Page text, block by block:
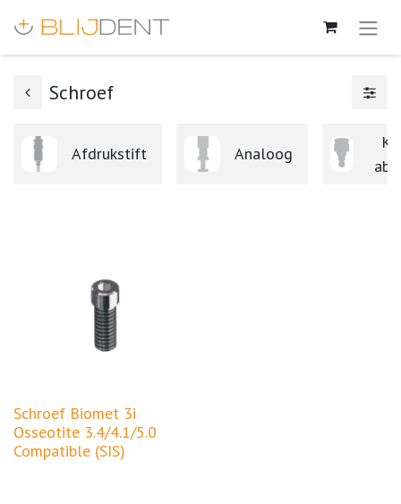
Schroef
Afdrukstift Analoog
Schroef Biomet 3i
Osseotite 3.4/4.1/5.0
Compatible (SIS)